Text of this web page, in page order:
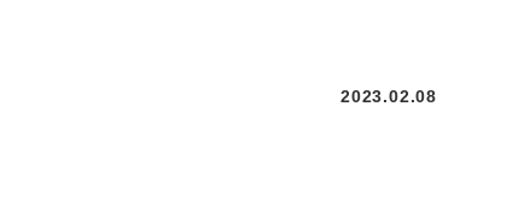
2023.02.08